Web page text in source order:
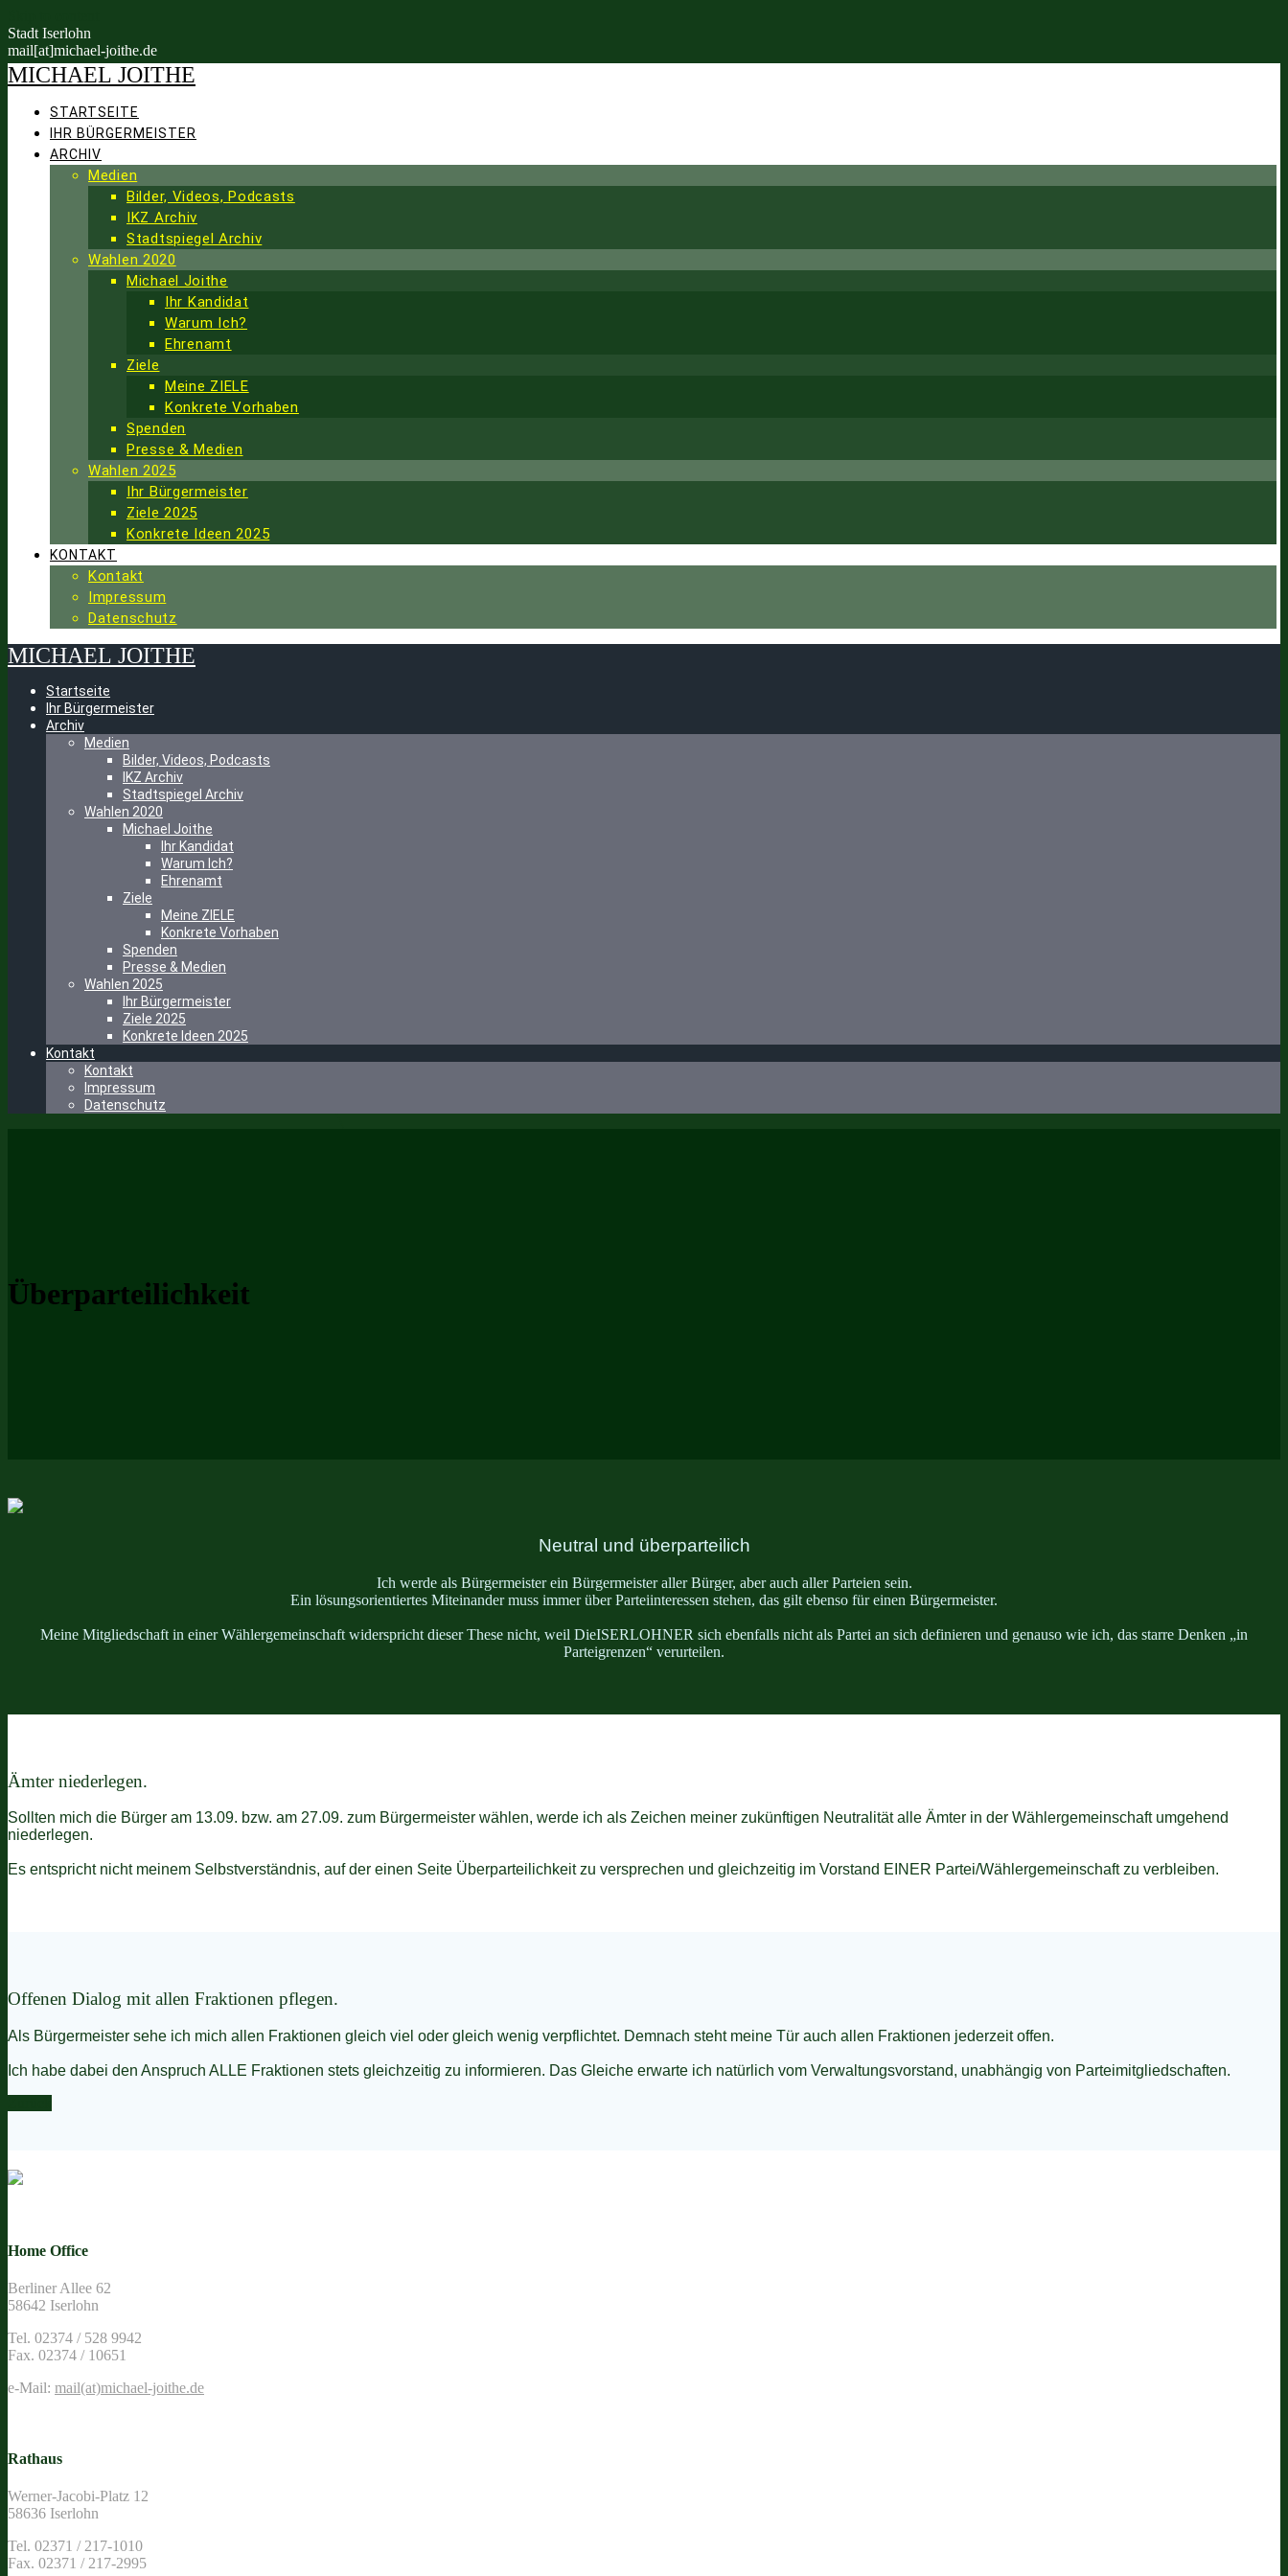
Stadt Iserlohn
mail[at]michael-joithe.de
MICHAEL JOITHE
STARTSEITE
IHR BÜRGERMEISTER
ARCHIV
Medien
Bilder, Videos, Podcasts
IKZ Archiv
Stadtspiegel Archiv
Wahlen 2020
Michael Joithe
Ihr Kandidat
Warum Ich?
Ehrenamt
Ziele
Meine ZIELE
Konkrete Vorhaben
Spenden
Presse & Medien
Wahlen 2025
Ihr Bürgermeister
Ziele 2025
Konkrete Ideen 2025
KONTAKT
Kontakt
Impressum
Datenschutz
MICHAEL JOITHE
Startseite
Ihr Bürgermeister
Archiv
Medien
Bilder, Videos, Podcasts
IKZ Archiv
Stadtspiegel Archiv
Wahlen 2020
Michael Joithe
Ihr Kandidat
Warum Ich?
Ehrenamt
Ziele
Meine ZIELE
Konkrete Vorhaben
Spenden
Presse & Medien
Wahlen 2025
Ihr Bürgermeister
Ziele 2025
Konkrete Ideen 2025
Kontakt
Kontakt
Impressum
Datenschutz
Überparteilichkeit
Neutral und überparteilich
Ich werde als Bürgermeister ein Bürgermeister aller Bürger, aber auch aller Parteien sein.
Ein lösungsorientiertes Miteinander muss immer über Parteiinteressen stehen, das gilt ebenso für einen Bürgermeister.
Meine Mitgliedschaft in einer Wählergemeinschaft widerspricht dieser These nicht, weil DieISERLOHNER sich ebenfalls nicht als Partei an sich definieren und genauso wie ich, das starre Denken „in
Parteigrenzen“ verurteilen.
Ämter niederlegen.
Sollten mich die Bürger am 13.09. bzw. am 27.09. zum Bürgermeister wählen, werde ich als Zeichen meiner zukünftigen Neutralität alle Ämter in der Wählergemeinschaft umgehend
niederlegen.
Es entspricht nicht meinem Selbstverständnis, auf der einen Seite Überparteilichkeit zu versprechen und gleichzeitig im Vorstand EINER Partei/Wählergemeinschaft zu verbleiben.
Offenen Dialog mit allen Fraktionen pflegen.
Als Bürgermeister sehe ich mich allen Fraktionen gleich viel oder gleich wenig verpflichtet. Demnach steht meine Tür auch allen Fraktionen jederzeit offen.
Ich habe dabei den Anspruch ALLE Fraktionen stets gleichzeitig zu informieren. Das Gleiche erwarte ich natürlich vom Verwaltungsvorstand, unabhängig von Parteimitgliedschaften.
Home Office
Berliner Allee 62
58642 Iserlohn
Tel. 02374 / 528 9942
Fax. 02374 / 10651
e-Mail: mail(at)michael-joithe.de
Rathaus
Werner-Jacobi-Platz 12
58636 Iserlohn
Tel. 02371 / 217-1010
Fax. 02371 / 217-2995